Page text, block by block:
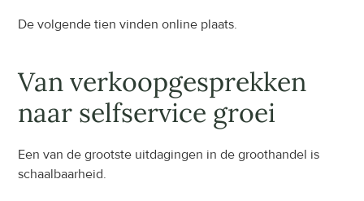
De volgende tien vinden online plaats.
Van verkoopgesprekken
naar selfservice groei
Een van de grootste uitdagingen in de groothandel is
schaalbaarheid.